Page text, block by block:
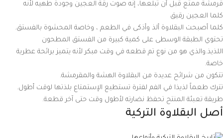
قرمشة ممتع قبل أن تبلعها، إنه صوت رقة العجين وجودة طهيه لأنه
كلما العجين رقيق
كلما أصبحت البقلاوة ألذ وأذكى في الطعم ، وخاصة المحشوة بالفستق.
تحتوي الطبقة الوسطى على كمية كبيرة من الفستق المطحون
اللذيذ.والذي هو من نوع تم قطعه في وقت مبكر لأنه يتميز برائحة عطرية
خاصة.
تتكون من شرائح عديدة من البقلاوة الهشة والمقرمشة.
تترك طعماً لذيذا في الفم لفترة تستطيع الإستمتاع بلذتها لوقت أطول.
طريقة تعبئة المنتج تحفظ نضارته لأطول وقت حتى آخر قطعة.
أصل البقلاوة التركية